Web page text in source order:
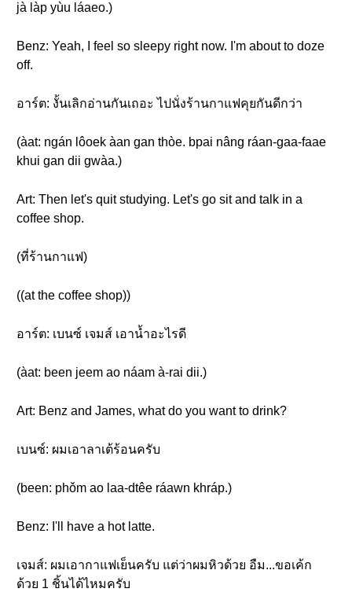
jà làp yùu láaeo.)
Benz: Yeah, I feel so sleepy right now. I'm about to doze
off.
อาร์ต: งั้นเลิกอ่านกันเถอะ ไปนั่งร้านกาแฟคุยกันดีกว่า
(àat: ngán lôoek àan gan thòe. bpai nâng ráan-gaa-faae
khui gan dii gwàa.)
Art: Then let's quit studying. Let's go sit and talk in a
coffee shop.
(ที่ร้านกาแฟ)
((at the coffee shop))
อาร์ต: เบนซ์ เจมส์ เอาน้ำอะไรดี
(àat: been jeem ao náam à-rai dii.)
Art: Benz and James, what do you want to drink?
เบนซ์: ผมเอาลาเต้ร้อนครับ
(been: phǒm ao laa-dtêe ráawn khráp.)
Benz: I'll have a hot latte.
เจมส์: ผมเอากาแฟเย็นครับ แต่ว่าผมหิวด้วย อืม...ขอเค้ก
ด้วย 1 ชิ้นได้ไหมครับ